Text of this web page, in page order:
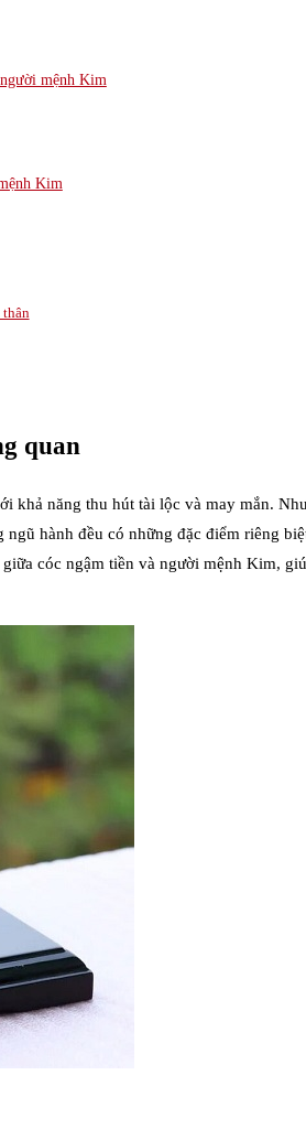
mệnh Kim
Kim
quan
năng thu hút tài lộc và may mắn.
hành đều có những đặc điểm riêng
cóc ngậm tiền và người mệnh Kim,